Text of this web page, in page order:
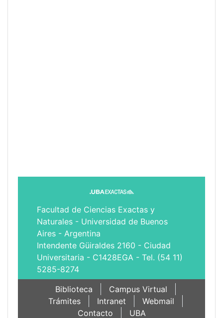
Facultad de Ciencias Exactas y
Naturales - Universidad de Buenos
Aires - Argentina
Intendente Güiraldes 2160 - Ciudad
Universitaria - C1428EGA - Tel. (54 11)
5285-8274
Biblioteca
Campus Virtual
Trámites
Intranet
Webmail
Contacto
UBA